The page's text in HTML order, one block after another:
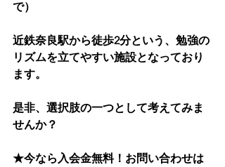
で）
近鉄奈良駅から徒歩2分という、勉強の
リズムを立てやすい施設となっており
ます。
是非、選択肢の一つとして考えてみま
せんか？
★今なら入会金無料！お問い合わせは